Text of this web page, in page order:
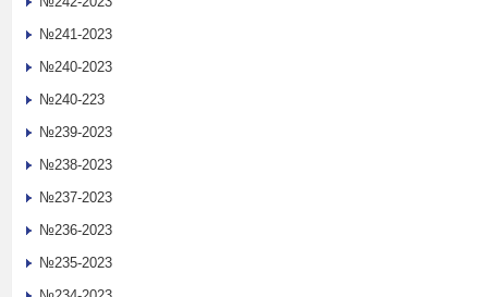
№241-2023
№240-2023
№240-223
№239-2023
№238-2023
№237-2023
№236-2023
№235-2023